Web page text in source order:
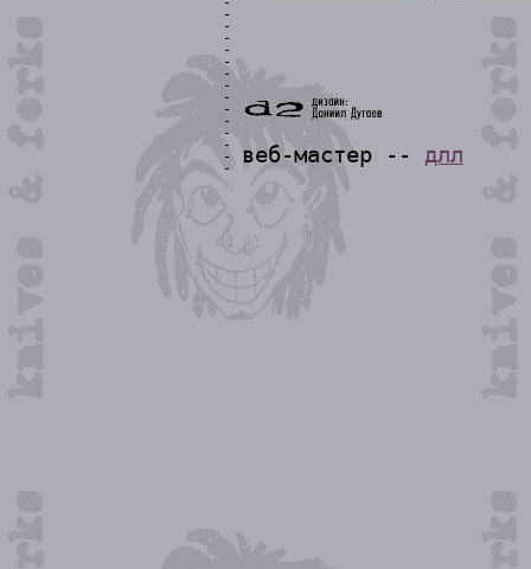
веб-мастер -- длл